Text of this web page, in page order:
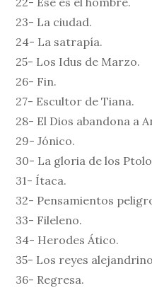
23- La ciudad.
24- La satrapía.
25- Los Idus de Marzo.
26- Fin.
27- Escultor de Tiana.
28- El Dios abandona a
29- Jónico.
30- La gloria de los
31- Ítaca.
32- Pensamientos
33- Fileleno.
34- Herodes Ático.
35- Los reyes
36- Regresa.